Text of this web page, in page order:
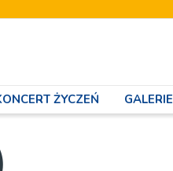
ŻYCZEŃ GALERIE